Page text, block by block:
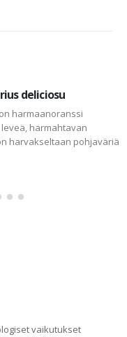
deliciosu
harmaanoranssi
harmahtavan
harvakseltaan pohjaväriä
vaikutukset